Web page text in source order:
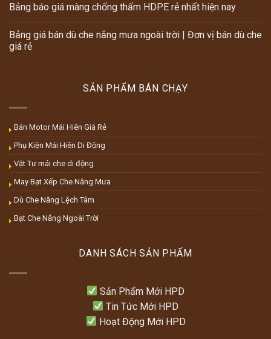
Bảng báo giá màng chống thấm HDPE rẻ nhất hiện nay
Bảng giá bán dù che nắng mưa ngoài trời | Đơn vị bán dù che
giá rẻ
SẢN PHẨM BÁN CHẠY
Bán Motor Mái Hiên Giá Rẻ
Phụ Kiện Mái Hiên Di Động
Vật Tư mái che di động
May Bạt Xếp Che Nắng Mưa
Dù Che Nắng Lệch Tâm
Bạt Che Nắng Ngoài Trời
DANH SÁCH SẢN PHẨM
Sản Phẩm Mới HPD
Tin Tức Mới HPD
Hoạt Động Mới HPD